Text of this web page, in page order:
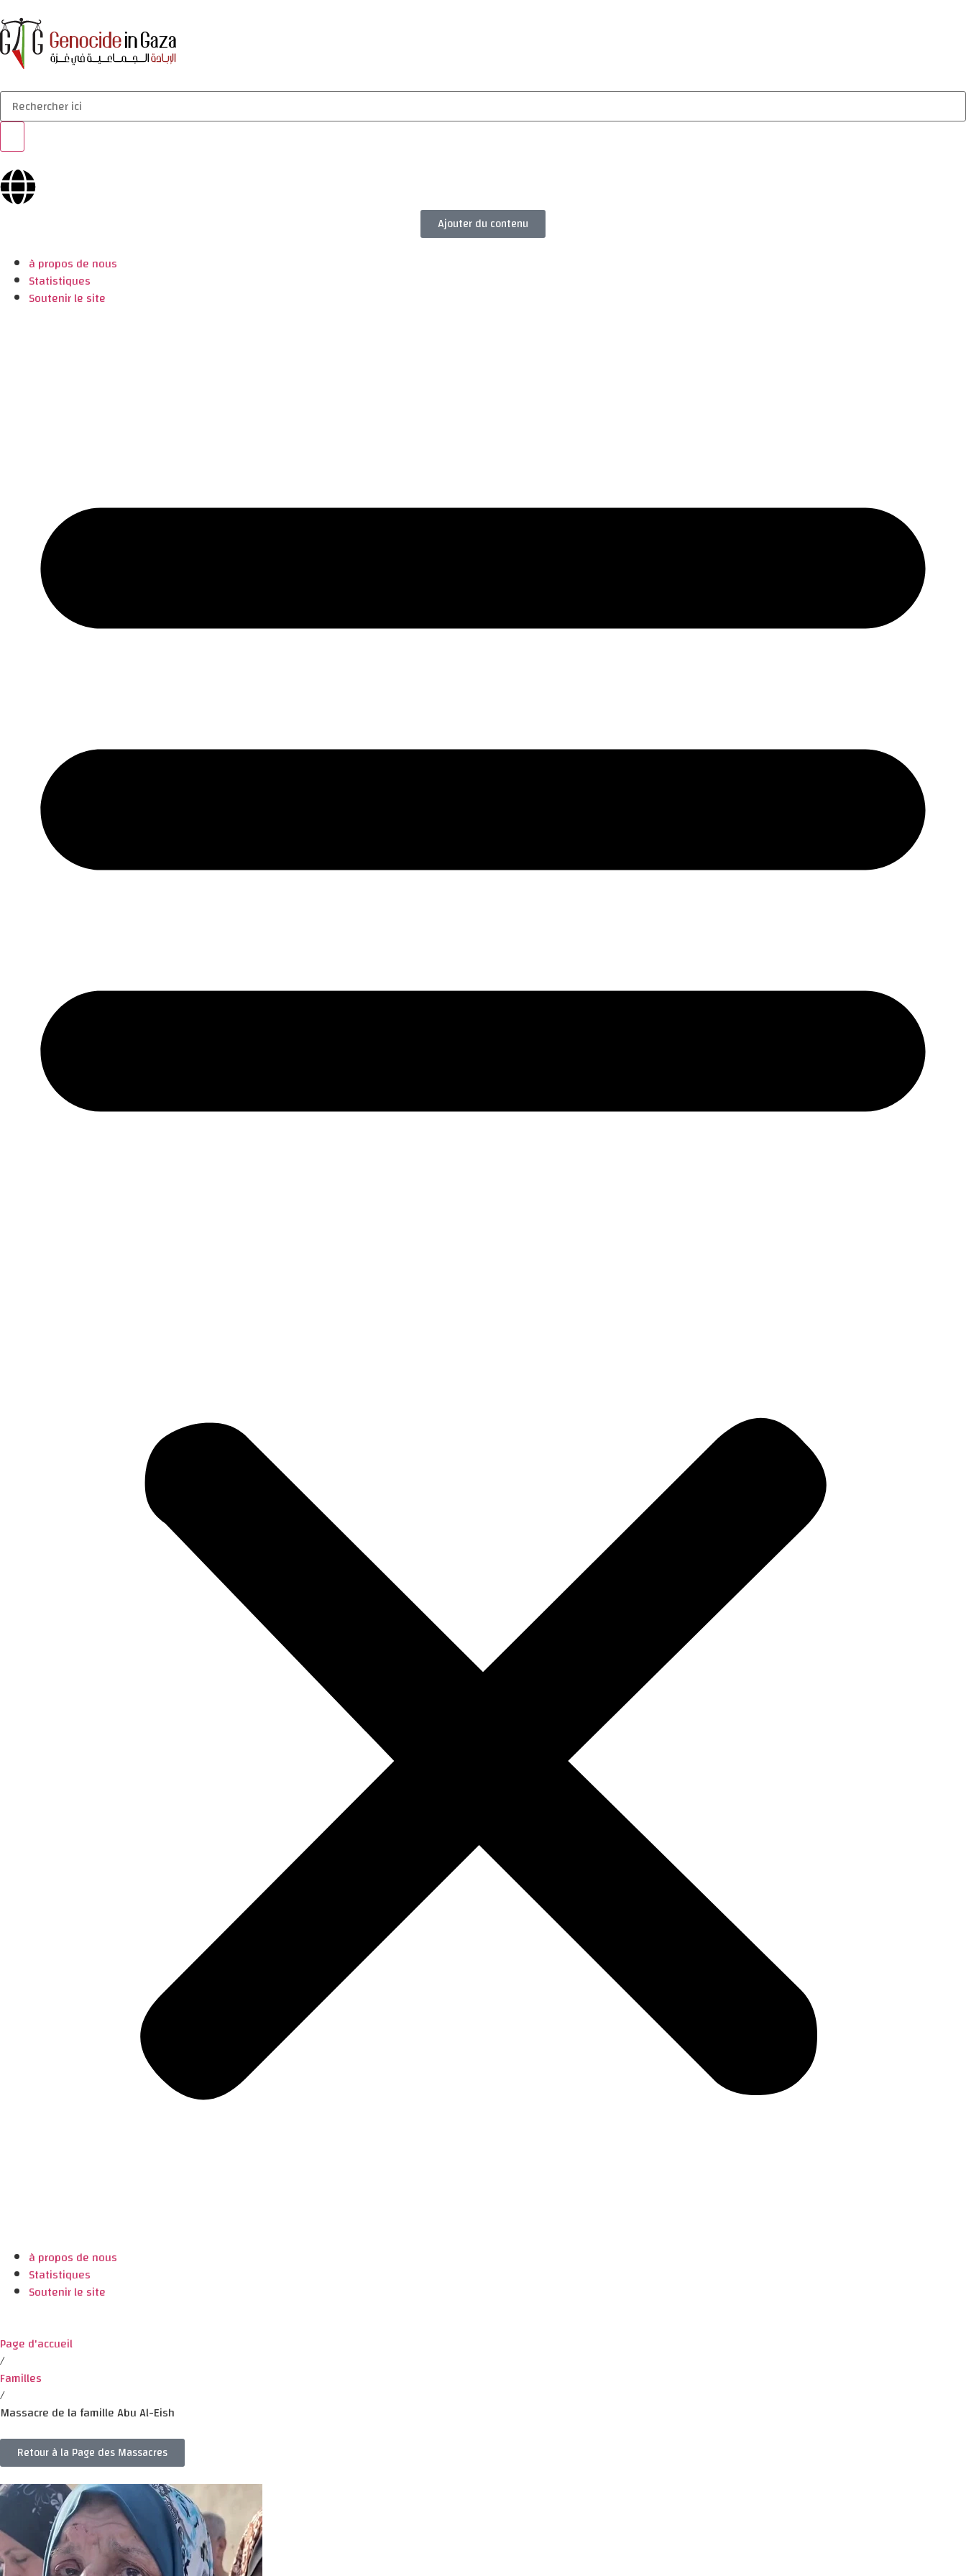
Ajouter du contenu
à propos de nous
Statistiques
Soutenir le site
à propos de nous
Statistiques
Soutenir le site
Page d'accueil
/
Familles
/
Massacre de la famille Abu Al-Eish
Retour à la Page des Massacres